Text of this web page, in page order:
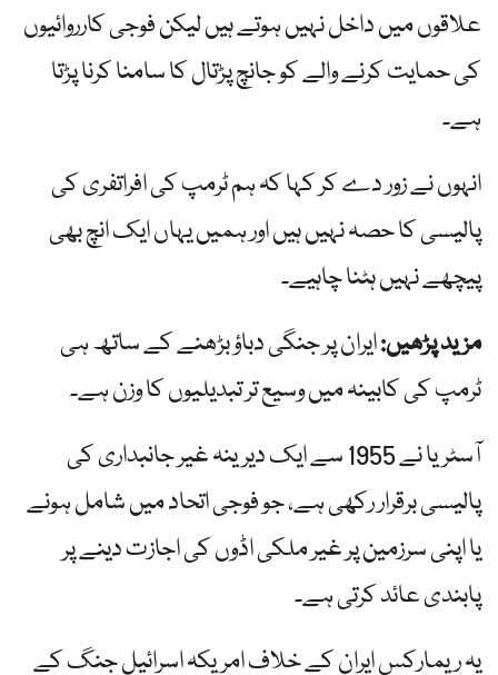
علاقوں میں داخل نہیں ہوتے ہیں لیکن فوجی کارروائیوں
کی حمایت کرنے والے کو جانچ پڑتال کا سامنا کرنا پڑتا
ہے۔
انہوں نے زور دے کر کہا کہ ہم ٹرمپ کی افراتفری کی
پالیسی کا حصہ نہیں ہیں اور ہمیں یہاں ایک انچ بھی
پیچھے نہیں ہٹنا چاہیے۔
مزید پڑھیں:ایران پر جنگی دباؤ بڑھنے کے ساتھ ہی
ٹرمپ کی کابینہ میں وسیع تر تبدیلیوں کا وزن ہے۔
آسٹریا نے 1955 سے ایک دیرینہ غیر جانبداری کی
پالیسی برقرار رکھی ہے، جو فوجی اتحاد میں شامل ہونے
یا اپنی سرزمین پر غیر ملکی اڈوں کی اجازت دینے پر
پابندی عائد کرتی ہے۔
یہ ریمارکس ایران کے خلاف امریکہ اسرائیل جنگ کے